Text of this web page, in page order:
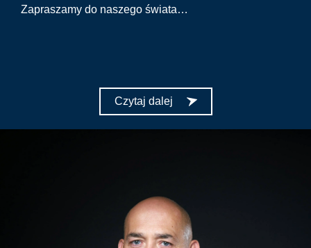
Zapraszamy do naszego świata…
Czytaj dalej